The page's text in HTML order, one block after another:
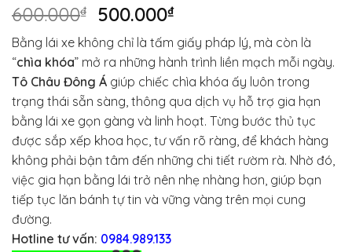
600.000₫
Giá
gốc
là:
600.000₫.
500.000₫Giá
hiện
tại
là:
500.000₫.
Bằng lái xe không chỉ là tấm giấy pháp lý, mà còn là
“chìa khóa” mở ra những hành trình liền mạch mỗi ngày.
Tô Châu Đông Á giúp chiếc chìa khóa ấy luôn trong
trạng thái sẵn sàng, thông qua dịch vụ hỗ trợ gia hạn
bằng lái xe gọn gàng và linh hoạt. Từng bước thủ tục
được sắp xếp khoa học, tư vấn rõ ràng, để khách hàng
không phải bận tâm đến những chi tiết rườm rà. Nhờ đó,
việc gia hạn bằng lái trở nên nhẹ nhàng hơn, giúp bạn
tiếp tục lăn bánh tự tin và vững vàng trên mọi cung
đường.
Hotline tư vấn: 0984.989.133